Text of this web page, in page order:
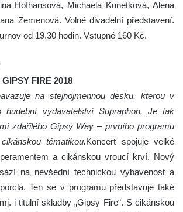
Hofhansová, Michaela Kunetková, Alena
Zemenová. Volné divadelní představení.
od 19.30 hodin. Vstupné 160 Kč.
FIRE 2018
na stejnojmennou desku, kterou v
hudební vydavatelství Supraphon. Je tak
zdařilého Gipsy Way – prvního programu
tématikou.Koncert spojuje velké
a cikánskou vroucí krví. Nový
na nevšední technickou vybavenost a
Ten se v programu představuje také
i titulní skladby „Gipsy Fire“. S cikánskou